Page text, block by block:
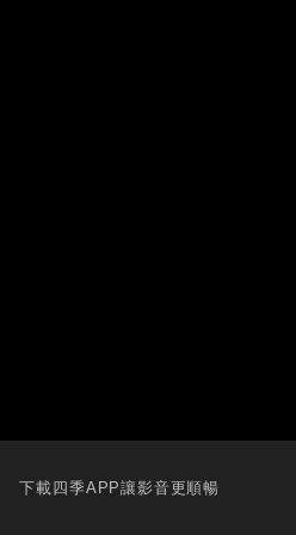
下載四季APP讓影音更順暢